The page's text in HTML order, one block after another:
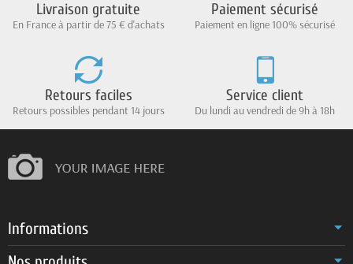
Livraison gratuite
En France à partir de 75 € d'achats
Paiement sécurisé
Paiement en ligne 100% sécurisé
Retours faciles
Retours possibles pendant 14 jours
Service client
Du lundi au vendredi de 9h à 18h
Informations